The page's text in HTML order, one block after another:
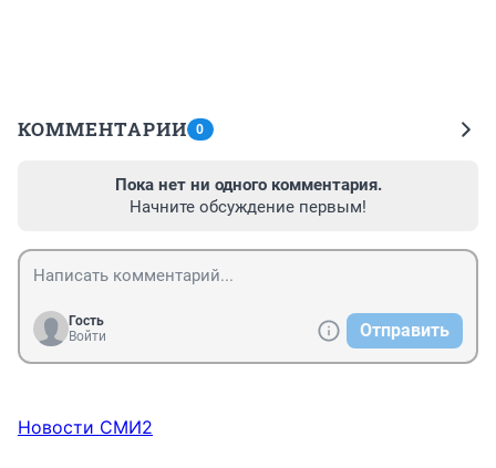
КОММЕНТАРИИ 0
Пока нет ни одного комментария.
Начните обсуждение первым!
Гость
Войти
Отправить
Новости СМИ2